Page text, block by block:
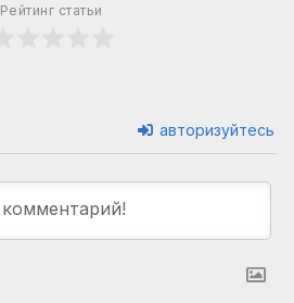
Рейтинг статьи
авторизуйтесь